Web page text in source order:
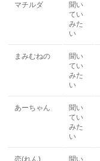
マチルダ
聞い
てい
みた
い
まみむねの
聞い
てい
みた
い
あーちゃん
聞い
てい
みた
い
恋(れん)
聞い